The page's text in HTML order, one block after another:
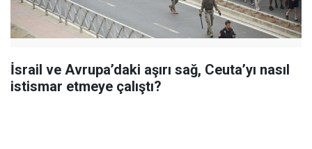
İsrail ve Avrupa’daki aşırı sağ, Ceuta’yı nasıl
istismar etmeye çalıştı?